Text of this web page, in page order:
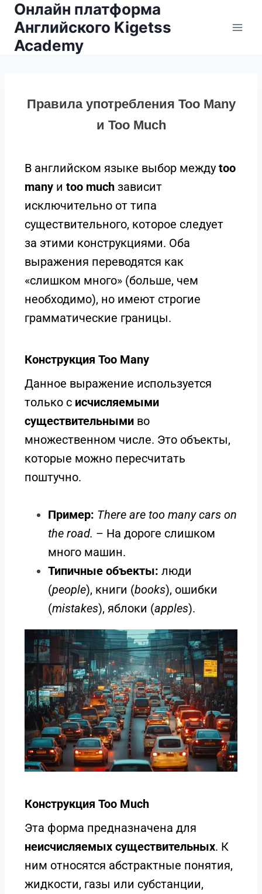
Онлайн платформа
Английского Kigetss
Academy
Правила употребления Too Many
и Too Much
В английском языке выбор между too
many и too much зависит
исключительно от типа
существительного, которое следует
за этими конструкциями. Оба
выражения переводятся как
«слишком много» (больше, чем
необходимо), но имеют строгие
грамматические границы.
Конструкция Too Many
Данное выражение используется
только с исчисляемыми
существительными во
множественном числе. Это объекты,
которые можно пересчитать
поштучно.
Пример: There are too many cars on
the road. – На дороге слишком
много машин.
Типичные объекты: люди
(people), книги (books), ошибки
(mistakes), яблоки (apples).
Конструкция Too Much
Эта форма предназначена для
неисчисляемых существительных. К
ним относятся абстрактные понятия,
жидкости, газы или субстанции,